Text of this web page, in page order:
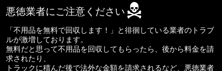
悪徳業者にご注意ください
「不用品を無料で回収します！」と徘徊している業者のトラブ
ルが激増しております。
無料だと思って不用品を回収してもらったら、後から料金を請
求されたり、
トラックに積んだ後で法外な金額を請求されるなど、悪徳業者